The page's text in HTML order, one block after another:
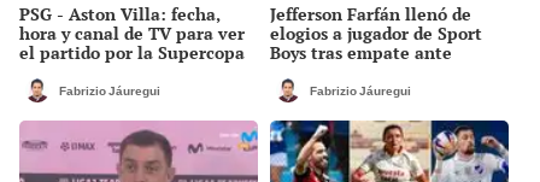
PSG - Aston Villa: fecha,
hora y canal de TV para ver
el partido por la Supercopa
Fabrizio Jáuregui
Jefferson Farfán llenó de
elogios a jugador de Sport
Boys tras empate ante
volver pronto a tu casa"
Fabrizio Jáuregui